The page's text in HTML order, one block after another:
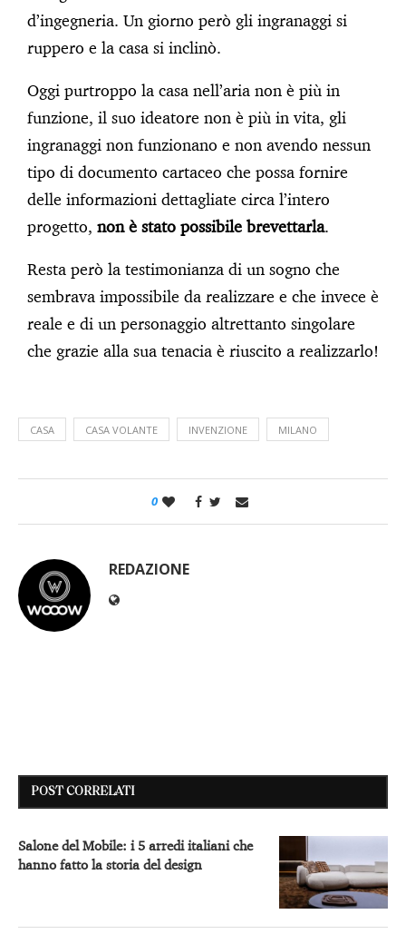
d’ingegneria. Un giorno però gli ingranaggi si
ruppero e la casa si inclinò.
Oggi purtroppo la casa nell’aria non è più in
funzione, il suo ideatore non è più in vita, gli
ingranaggi non funzionano e non avendo nessun
tipo di documento cartaceo che possa fornire
delle informazioni dettagliate circa l’intero
progetto, non è stato possibile brevettarla.
Resta però la testimonianza di un sogno che
sembrava impossibile da realizzare e che invece è
reale e di un personaggio altrettanto singolare
che grazie alla sua tenacia è riuscito a realizzarlo!
CASA CASA VOLANTE INVENZIONE MILANO
0
REDAZIONE
POST CORRELATI
Salone del Mobile: i 5 arredi italiani che
hanno fatto la storia del design